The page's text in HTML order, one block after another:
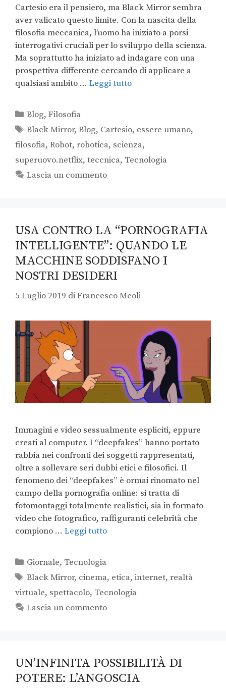
Cartesio era il pensiero, ma Black Mirror sembra
aver valicato questo limite. Con la nascita della
filosofia meccanica, l’uomo ha iniziato a porsi
interrogativi cruciali per lo sviluppo della scienza.
Ma soprattutto ha iniziato ad indagare con una
prospettiva differente cercando di applicare a
qualsiasi ambito … Leggi tutto
Blog,Filosofia
Black Mirror,Blog, Cartesio, essere umano,
filosofia, Robot, robotica, scienza,
superuovo.netflix, teccnica, Tecnologia
Lascia un commento
USA CONTRO LA “PORNOGRAFIA
INTELLIGENTE”: QUANDO LE
MACCHINE SODDISFANO I
NOSTRI DESIDERI
5 Luglio 2019 diFrancesco Meoli
Immagini e video sessualmente espliciti, eppure
creati al computer. I “deepfakes” hanno portato
rabbia nei confronti dei soggetti rappresentati,
oltre a sollevare seri dubbi etici e filosofici. Il
fenomeno dei “deepfakes” è ormai rinomato nel
campo della pornografia online: si tratta di
fotomontaggi totalmente realistici, sia in formato
video che fotografico, raffiguranti celebrità che
compiono … Leggi tutto
Giornale, Tecnologia
Black Mirror, cinema, etica,internet,realtà
virtuale, spettacolo, Tecnologia
Lascia un commento
UN’INFINITA POSSIBILITÀ DI
POTERE: L’ANGOSCIA